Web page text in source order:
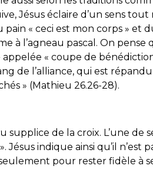
Jésus éclaire d’un sens tout
« ceci est mon corps » et
à l’agneau pascal. On pense
« coupe de
de l’alliance, qui est
» (Mathieu 26.26-28).
de la croix. L’une de
Jésus indique ainsi qu’il n’est
pour rester fidèle à